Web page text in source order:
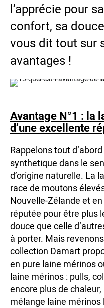
l’apprécie pour
confort, sa
vous dit tout sur
avantages !
Avantage N°1 : la
d’une excellente
Rappelons tout
synthetique dans le
d’origine naturelle. La
race de moutons
Nouvelle-Zélande et
réputée pour être plus
douce que celle
à porter. Mais
collection Damart
en pure laine mérinos
laine mérinos : pulls,
encore plus de
mélange laine